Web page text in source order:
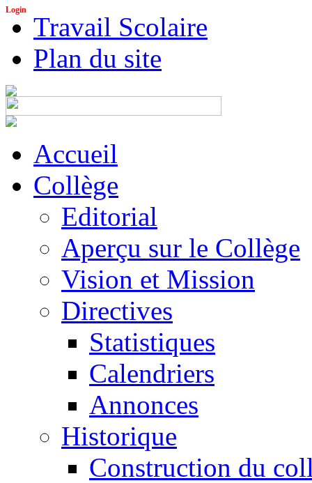
Login
Travail Scolaire
Plan du site
Accueil
Collège
Editorial
Aperçu sur le Collège
Vision et Mission
Directives
Statistiques
Calendriers
Annonces
Historique
Construction du